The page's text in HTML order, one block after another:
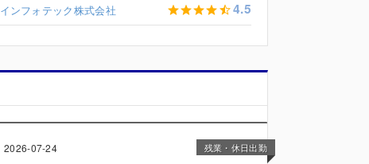
インフォテック株式会社 4.5
残業・休日出勤
2026-07-24